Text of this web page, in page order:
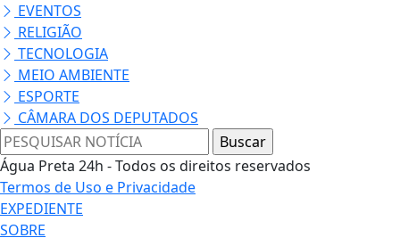
EVENTOS
RELIGIÃO
TECNOLOGIA
MEIO AMBIENTE
ESPORTE
CÂMARA DOS DEPUTADOS
Água Preta 24h - Todos os direitos reservados
Termos de Uso e Privacidade
EXPEDIENTE
SOBRE